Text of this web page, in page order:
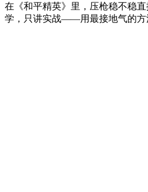
在《和平精英》里，压枪稳不稳
学，只讲实战——用最接地气的方